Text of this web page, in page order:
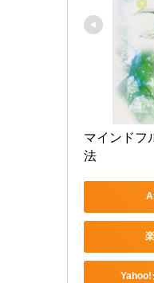
マインドフ
法
Yahoo!